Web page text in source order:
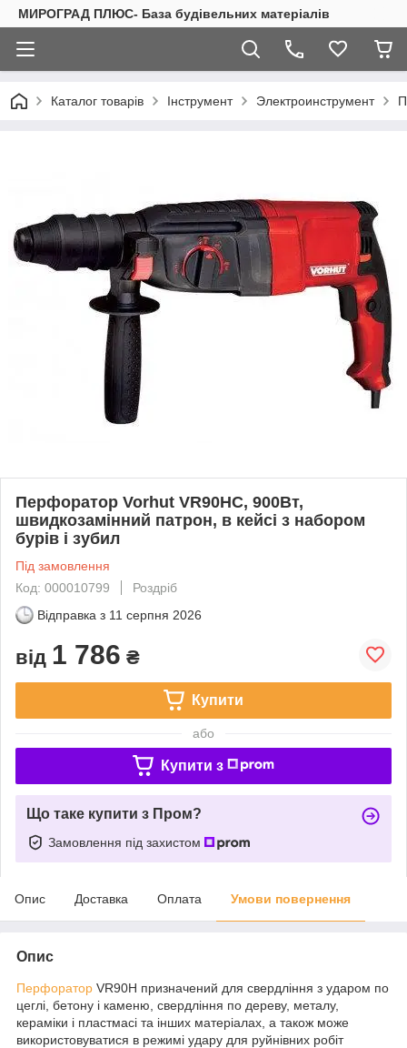
МИРОГРАД ПЛЮС- База будівельних матеріалів
Каталог товарів Інструмент Электроинструмент
Перфоратор Vorhut VR90HC, 900Вт,
швидкозамінний патрон, в кейсі з набором
бурів і зубил
Під замовлення
Код: 000010799
Роздріб
Відправка з 11 серпня 2026
від 1 786 ₴
Купити
або
Купити з
Що таке купити з Пром?
Замовлення під захистом
Опис Доставка Оплата Умови повернення
Опис
Перфоратор VR90H призначений для свердління з ударом по
цеглі, бетону і каменю, свердління по дереву, металу,
кераміки і пластмасі та інших матеріалах, а також може
використовуватися в режимі удару для руйнівних робіт